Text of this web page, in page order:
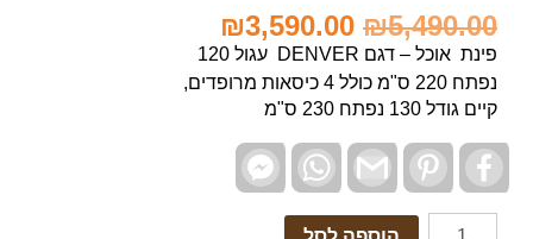
₪5,490.00
₪3,590.00
פינת אוכל – דגם DENVER עגול 120
נפתח 220 ס"מ כולל 4 כיסאות מרופדים,
קיים גודל 130 נפתח 230 ס"מ
Facebook
Pinterest
Gmail
WhatsApp
Facebook
Messenger